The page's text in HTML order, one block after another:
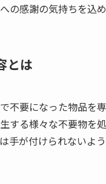
の感謝の気持ちを込
とは
不要になった物品を
する様々な不要物を
手が付けられないよ